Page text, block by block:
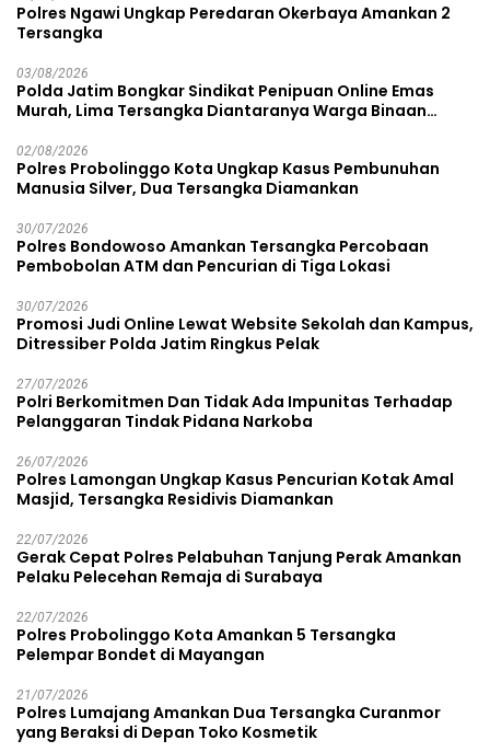
Polres Ngawi Ungkap Peredaran Okerbaya Amankan 2
Tersangka
03/08/2026
Polda Jatim Bongkar Sindikat Penipuan Online Emas
Murah, Lima Tersangka Diantaranya Warga Binaan
02/08/2026
Polres Probolinggo Kota Ungkap Kasus Pembunuhan
Manusia Silver, Dua Tersangka Diamankan
30/07/2026
Polres Bondowoso Amankan Tersangka Percobaan
Pembobolan ATM dan Pencurian di Tiga Lokasi
30/07/2026
Promosi Judi Online Lewat Website Sekolah dan Kampus,
Ditressiber Polda Jatim Ringkus Pelak
27/07/2026
Polri Berkomitmen Dan Tidak Ada Impunitas Terhadap
Pelanggaran Tindak Pidana Narkoba
26/07/2026
Polres Lamongan Ungkap Kasus Pencurian Kotak Amal
Masjid, Tersangka Residivis Diamankan
22/07/2026
Gerak Cepat Polres Pelabuhan Tanjung Perak Amankan
Pelaku Pelecehan Remaja di Surabaya
22/07/2026
Polres Probolinggo Kota Amankan 5 Tersangka
Pelempar Bondet di Mayangan
21/07/2026
Polres Lumajang Amankan Dua Tersangka Curanmor
yang Beraksi di Depan Toko Kosmetik